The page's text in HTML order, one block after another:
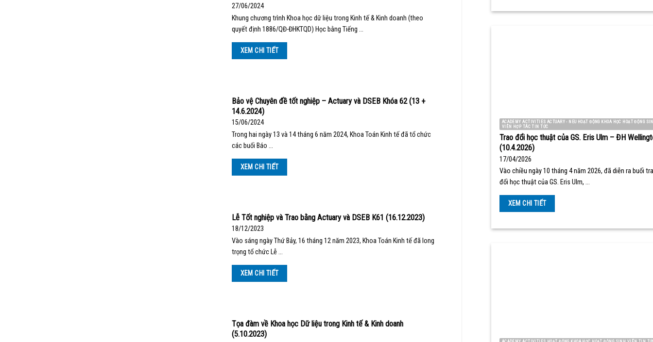
27/06/2024
Khung chương trình Khoa học dữ liệu trong Kinh tế & Kinh doanh (theo
quyết định 1886/QĐ-ĐHKTQD) Học bằng Tiếng …
XEM CHI TIẾT
Bảo vệ Chuyên đề tốt nghiệp – Actuary và DSEB Khóa 62 (13 +
14.6.2024)
15/06/2024
Trong hai ngày 13 và 14 tháng 6 năm 2024, Khoa Toán Kinh tế đã tổ chức
các buổi Báo …
XEM CHI TIẾT
Lễ Tốt nghiệp và Trao bằng Actuary và DSEB K61 (16.12.2023)
18/12/2023
Vào sáng ngày Thứ Bảy, 16 tháng 12 năm 2023, Khoa Toán Kinh tế đã long
trọng tổ chức Lễ …
XEM CHI TIẾT
Tọa đàm về Khoa học Dữ liệu trong Kinh tế & Kinh doanh
(5.10.2023)
ACADEMY ACTIVITIES ACTUARY - NEU HOẠT ĐỘNG KHOA HỌC HOẠT ĐỘNG
VIÊN HỢP TÁC TIN TỨC
Trao đổi học thuật của GS. Eris Ulm – ĐH
(10.4.2026)
17/04/2026
Vào chiều ngày 10 tháng 4 năm 2026, đã diễn ra buổi
đổi học thuật của GS. Eris Ulm, …
XEM CHI TIẾT